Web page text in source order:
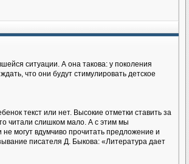
ситуации. А она такова: у поколения
что они будут стимулировать детское
текст или нет. Высокие отметки ставить за
читали слишком мало. А с этим мы
не могут вдумчиво прочитать предложение и
писателя Д. Быкова: «Литература дает